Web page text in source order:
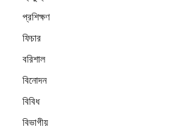
প্রশিক্ষণ
ফিচার
বরিশাল
বিনোদন
বিবিধ
বিভাগীয়